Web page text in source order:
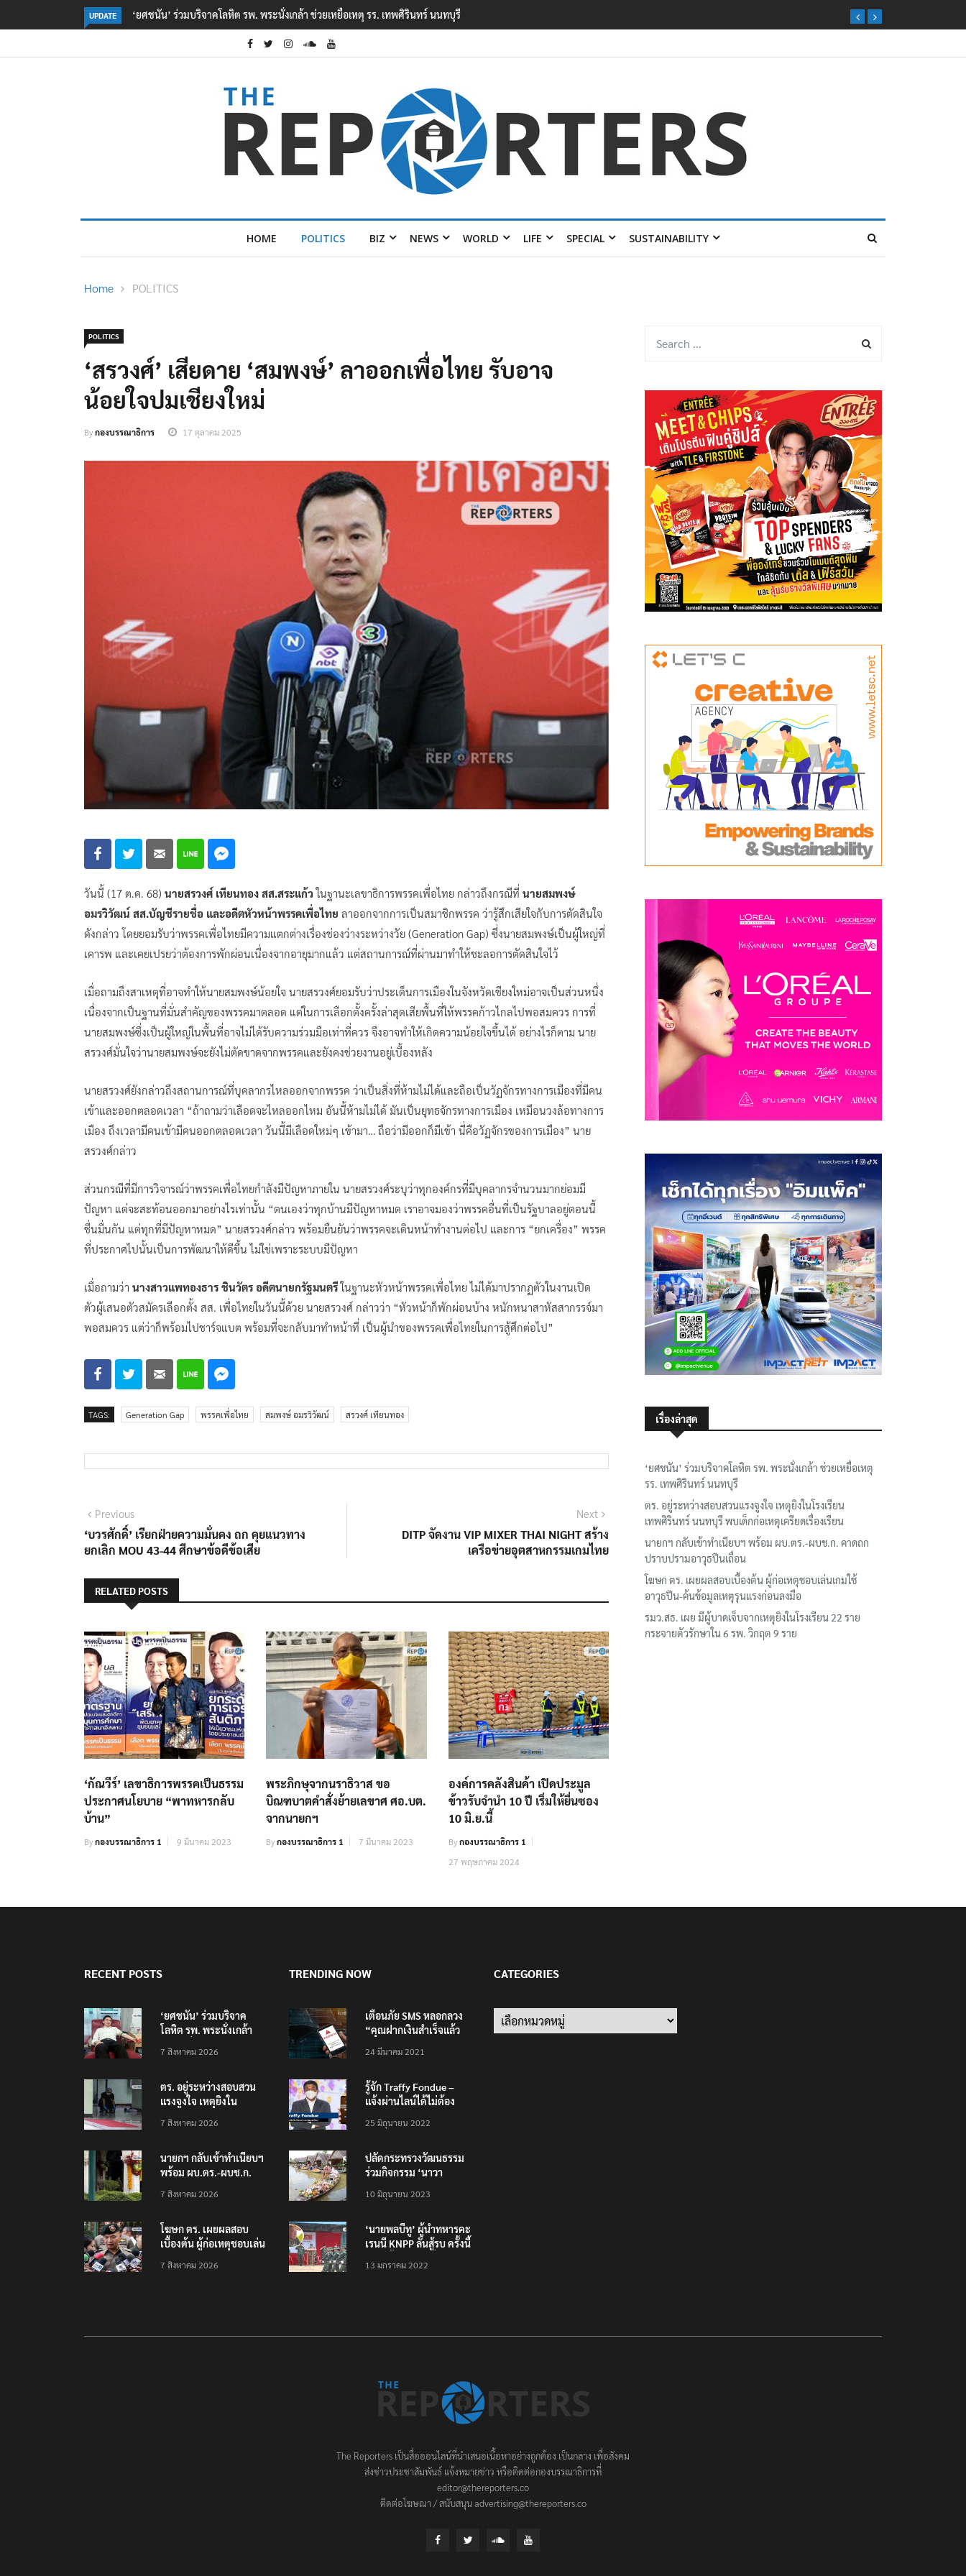
UPDATE
ช่วยเหยื่อเหตุ รร. เทพศิรินทร์ นนทบุรีตร. อยู่ระหว่างสอบสวนแรงจูงใจ เหตุยิงในโรงเรียนเทพศิรินทร์ นนทบุรี พบเด็กก่อ
เหตุเครียดเรื่องเรียน
HOME POLITICS BIZ NEWS WORLD LIFE SPECIAL SUSTAINABILITY
Home POLITICS
POLITICS
‘สรวงศ์’ เสียดาย ‘สมพงษ์’ ลาออกเพื่อไทย รับอาจ
น้อยใจปมเชียงใหม่
Byกองบรรณาธิการ 17 ตุลาคม 2025
วันนี้ (17 ต.ค. 68) นายสรวงศ์ เทียนทอง สส.สระแก้ว ในฐานะเลขาธิการพรรคเพื่อไทย กล่าวถึงกรณีที่ นายสมพงษ์
อมรวิวัฒน์ สส.บัญชีรายชื่อ และอดีตหัวหน้าพรรคเพื่อไทย ลาออกจากการเป็นสมาชิกพรรค ว่ารู้สึกเสียใจกับการตัดสินใจ
ดังกล่าว โดยยอมรับว่าพรรคเพื่อไทยมีความแตกต่างเรื่องช่องว่างระหว่างวัย (Generation Gap) ซึ่งนายสมพงษ์เป็นผู้ใหญ่ที่
เคารพ และเคยเปรยว่าต้องการพักผ่อนเนื่องจากอายุมากแล้ว แต่สถานการณ์ที่ผ่านมาทำให้ชะลอการตัดสินใจไว้
เมื่อถามถึงสาเหตุที่อาจทำให้นายสมพงษ์น้อยใจ นายสรวงศ์ยอมรับว่าประเด็นการเมืองในจังหวัดเชียงใหม่อาจเป็นส่วนหนึ่ง
เนื่องจากเป็นฐานที่มั่นสำคัญของพรรคมาตลอด แต่ในการเลือกตั้งครั้งล่าสุดเสียพื้นที่ให้พรรคก้าวไกลไปพอสมควร การที่
นายสมพงษ์ซึ่งเป็นผู้ใหญ่ในพื้นที่อาจไม่ได้รับความร่วมมือเท่าที่ควร จึงอาจทำให้เกิดความน้อยใจขึ้นได้ อย่างไรก็ตาม นาย
สรวงศ์มั่นใจว่านายสมพงษ์จะยังไม่ตัดขาดจากพรรคและยังคงช่วยงานอยู่เบื้องหลัง
นายสรวงศ์ยังกล่าวถึงสถานการณ์ที่บุคลากรไหลออกจากพรรค ว่าเป็นสิ่งที่ห้ามไม่ได้และถือเป็นวัฏจักรทางการเมืองที่มีคน
เข้าและออกตลอดเวลา “ถ้าถามว่าเลือดจะไหลออกไหม อันนี้ห้ามไม่ได้ มันเป็นยุทธจักรทางการเมือง เหมือนวงล้อทางการ
เมือง ถึงเวลามีคนเข้ามีคนออกตลอดเวลา วันนี้มีเลือดใหม่ๆ เข้ามา… ถือว่ามีออกก็มีเข้า นี่คือวัฏจักรของการเมือง” นาย
สรวงศ์กล่าว
ส่วนกรณีที่มีการวิจารณ์ว่าพรรคเพื่อไทยกำลังมีปัญหาภายใน นายสรวงศ์ระบุว่าทุกองค์กรที่มีบุคลากรจำนวนมากย่อมมี
ปัญหา แต่จะสะท้อนออกมาอย่างไรเท่านั้น “ตนเองว่าทุกบ้านมีปัญหาหมด เราอาจมองว่าพรรคอื่นที่เป็นรัฐบาลอยู่ตอนนี้
ชื่นมื่นกัน แต่ทุกที่มีปัญหาหมด” นายสรวงศ์กล่าว พร้อมยืนยันว่าพรรคจะเดินหน้าทำงานต่อไป และการ “ยกเครื่อง” พรรค
ที่ประกาศไปนั้นเป็นการพัฒนาให้ดีขึ้น ไม่ใช่เพราะระบบมีปัญหา
เมื่อถามว่า นางสาวแพทองธาร ชินวัตร อดีตนายกรัฐมนตรีในฐานะหัวหน้าพรรคเพื่อไทย ไม่ได้มาปรากฏตัวในงานเปิด
ตัวผู้เสนอตัวสมัครเลือกตั้ง สส. เพื่อไทยในวันนี้ด้วย นายสรวงศ์ กล่าวว่า “หัวหน้าก็พักผ่อนบ้าง หนักหนาสาหัสสากรรจ์มา
พอสมควร แต่ว่าก็พร้อมไปชาร์จแบต พร้อมที่จะกลับมาทำหน้าที่ เป็นผู้นำของพรรคเพื่อไทยในการสู้ศึกต่อไป”
TAGS: Generation Gap พรรคเพื่อไทย สมพงษ์ อมรวิวัฒน์ สรวงศ์ เทียนทอง
แนะแนว
เรื่อง
PreviousPrevious
post:
‘บวรศักดิ์’ เรียกฝ่ายความมั่นคง ถก คุยแนวทาง
ยกเลิก MOU 43-44 ศึกษาข้อดีข้อเสีย
Next
DITP จัดงาน VIP MIXER THAI NIGHT สร้าง
เครือข่ายอุตสาหกรรมเกมไทย
RELATED POSTS
‘กัณวีร์’ เลขาธิการพรรคเป็นธรรม
ประกาศนโยบาย “พาทหารกลับ
บ้าน”
Byกองบรรณาธิการ 1 9 มีนาคม 2023
พระภิกษุจากนราธิวาส ขอ
บิณฑบาตคำสั่งย้ายเลขาศ ศอ.บต.
จากนายกฯ
Byกองบรรณาธิการ 1 7 มีนาคม 2023
องค์การคลังสินค้า เปิดประมูล
ข้าวรับจำนำ 10 ปี เริ่มให้ยื่นซอง
10 มิ.ย.นี้
Byกองบรรณาธิการ 1
27 พฤษภาคม 2024
เรื่องล่าสุด
‘ยศชนัน’ ร่วมบริจาคโลหิต รพ. พระนั่งเกล้า ช่วยเหยื่อเหตุ
รร. เทพศิรินทร์ นนทบุรี
ตร. อยู่ระหว่างสอบสวนแรงจูงใจ เหตุยิงในโรงเรียน
เทพศิรินทร์ นนทบุรี พบเด็กก่อเหตุเครียดเรื่องเรียน
นายกฯ กลับเข้าทำเนียบฯ พร้อม ผบ.ตร.-ผบช.ก. คาดถก
ปราบปรามอาวุธปืนเถื่อน
โฆษก ตร. เผยผลสอบเบื้องต้น ผู้ก่อเหตุชอบเล่นเกมใช้
อาวุธปืน-ค้นข้อมูลเหตุรุนแรงก่อนลงมือ
รมว.สธ. เผย มีผู้บาดเจ็บจากเหตุยิงในโรงเรียน 22 ราย
กระจายตัวรักษาใน 6 รพ. วิกฤต 9 ราย
RECENT POSTS
‘ยศชนัน’ ร่วมบริจาค
โลหิต รพ. พระนั่งเกล้า
เทพศิรินทร์ นนทบุรี
7 สิงหาคม 2026
ตร. อยู่ระหว่างสอบสวน
แรงจูงใจ เหตุยิงใน
นนทบุรี พบเด็กก่อเหตุ
7 สิงหาคม 2026
นายกฯ กลับเข้าทำเนียบฯ
พร้อม ผบ.ตร.-ผบช.ก.
ปืนเถื่อน
7 สิงหาคม 2026
โฆษก ตร. เผยผลสอบ
เบื้องต้น ผู้ก่อเหตุชอบเล่น
เหตุรุนแรงก่อนลงมือ
7 สิงหาคม 2026
TRENDING NOW
เตือนภัย SMS หลอกลวง
“คุณฝากเงินสำเร็จแล้ว
200,000 บาท”
24 มีนาคม 2021
รู้จัก Traffy Fondue –
แจ้งผ่านไลน์ได้ไม่ต้อง
ทั่วไทย ไม่ใช่แค่ในกรุง
25 มิถุนายน 2022
ปลัดกระทรวงวัฒนธรรม
ร่วมกิจกรรม ‘นาวา
ตักบาตรทางน้ำ
10 มิถุนายน 2023
‘นายพลบีทู’ ผู้นำทหารคะ
เรนนี KNPP ลั่นสู้รบ ครั้งนี้
ประชาชนต้องชนะ
13 มกราคม 2022
CATEGORIES
Categories
The Reporters เป็นสื่อออนไลน์ที่นำเสนอเนื้อหาอย่างถูกต้อง เป็นกลาง เพื่อสังคม
ส่งข่าวประชาสัมพันธ์ แจ้งหมายข่าว หรือติดต่อกองบรรณาธิการที่
editor@thereporters.co
ติดต่อโฆษณา / สนับสนุน advertising@thereporters.co